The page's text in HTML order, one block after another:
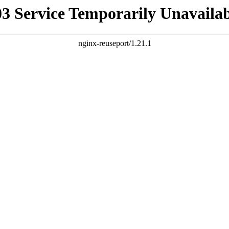
Service Temporarily
nginx-reuseport/1.21.1